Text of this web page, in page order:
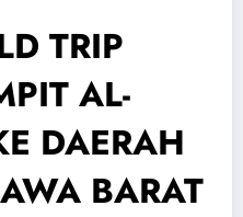
TRIP
AL-
DAERAH
BARAT